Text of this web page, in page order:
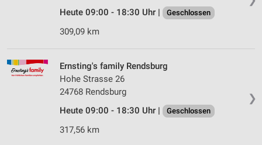
Heute 09:00 - 18:30 Uhr | Geschlossen
309,09 km
❯
Ernsting's family Rendsburg
Hohe Strasse 26
24768 Rendsburg
Heute 09:00 - 18:30 Uhr |
Geschlossen
317,56 km